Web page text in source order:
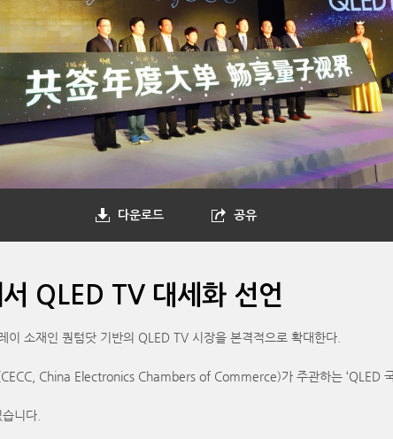
다운로드 공유
서 QLED TV 대세화 선언
소재인 퀀텀닷 기반의 QLED TV 시장을 본격적으로 확대한다.
China Electronics Chambers of Commerce)가 주관하는 ‘QLED 국
니다.